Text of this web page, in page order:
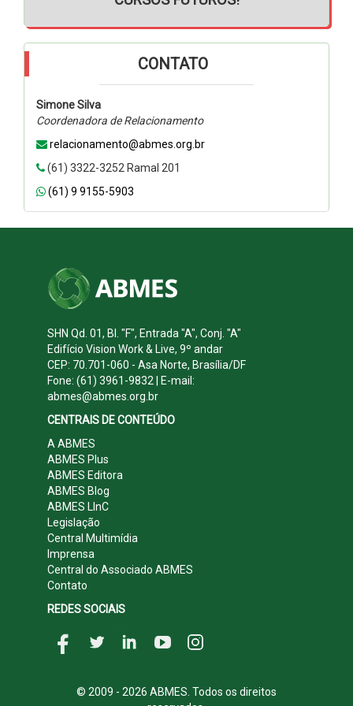
CONTATO
Simone Silva
Coordenadora de Relacionamento
relacionamento@abmes.org.br
(61) 3322-3252 Ramal 201
(61) 9 9155-5903
SHN Qd. 01, Bl. "F", Entrada "A", Conj. "A"
Edifício Vision Work & Live, 9º andar
CEP: 70.701-060 - Asa Norte, Brasília/DF
Fone: (61) 3961-9832 | E-mail:
abmes@abmes.org.br
CENTRAIS DE CONTEÚDO
A ABMES
ABMES Plus
ABMES Editora
ABMES Blog
ABMES LInC
Legislação
Central Multimídia
Imprensa
Central do Associado ABMES
Contato
REDES SOCIAIS
© 2009 - 2026 ABMES. Todos os direitos